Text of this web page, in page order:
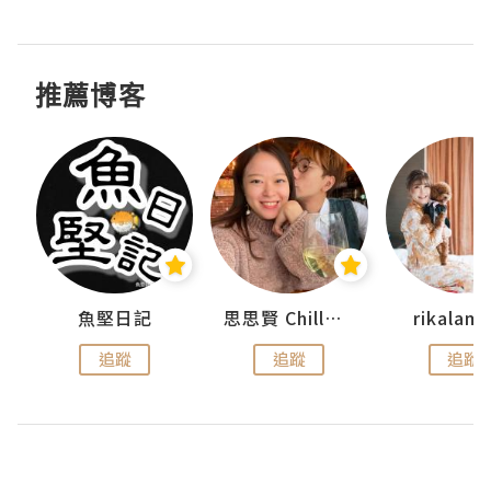
推薦博客
魚堅日記
追蹤
思思賢 ChillMyBabe
追蹤 追蹤